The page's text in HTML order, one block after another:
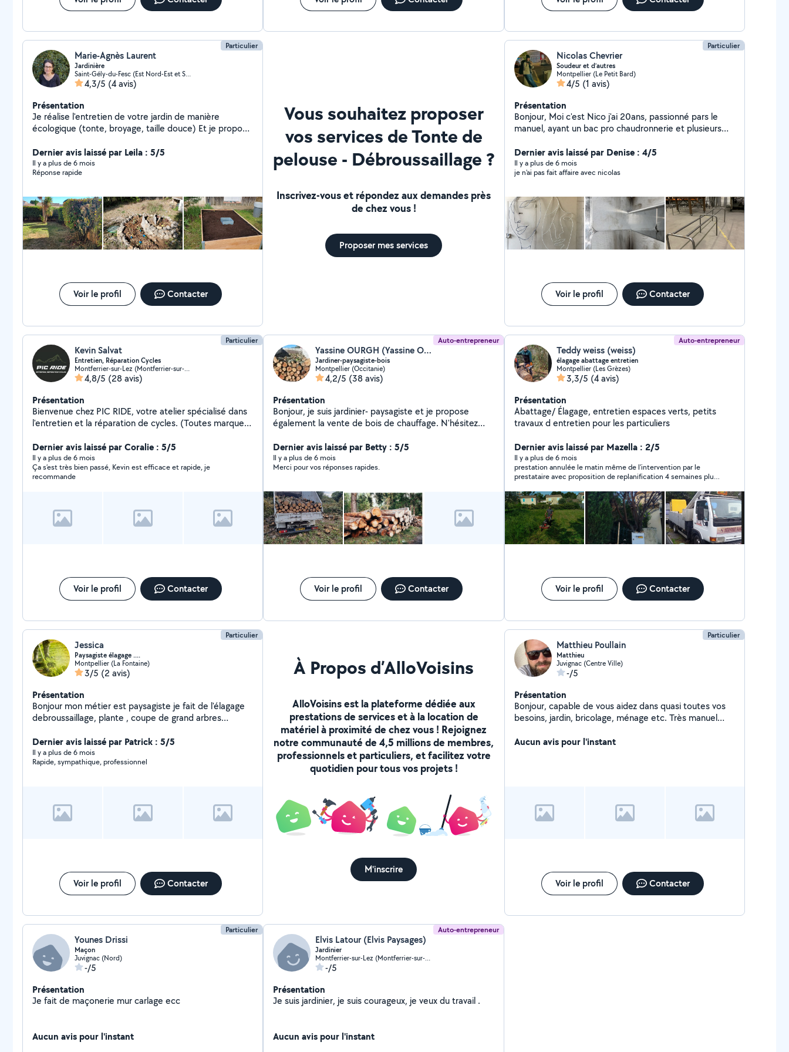
personne qui cherche quelqu’un de compétent, sérieux et
Particulier
Marie-Agnès Laurent
Jardinière
Saint-Gély-du-Fesc (Est Nord-Est et Sud-Est)
4,3/5 (4 avis)
Présentation
Je réalise l'entretien de votre jardin de manière
écologique (tonte, broyage, taille douce) Et je propose
mettre en place chez vous et profiter d un jardin
durable, nourricier et esthétique ! Le tout est
déductible de vos impôts à -50% Profitez en !
Dernier avis laissé par Leila : 5/5
Il y a plus de 6 mois
Réponse rapide
Voir le profil Contacter
Vous souhaitez proposer
vos services de Tonte de
pelouse - Débroussaillage ?
Inscrivez-vous et répondez aux demandes près
de chez vous !
Proposer mes services
Particulier
Nicolas Chevrier
Soudeur et d’autres
Montpellier (Le Petit Bard)
4/5 (1 avis)
Présentation
Bonjour, Moi c'est Nico j'ai 20ans, passionné pars le
manuel, ayant un bac pro chaudronnerie et plusieurs
polyéthylène. J'aime toucher à tout à tout essayant
d'être de plus en plus polyvalent.
Dernier avis laissé par Denise : 4/5
Il y a plus de 6 mois
je n'ai pas fait affaire avec nicolas
Voir le profil Contacter
Particulier
Kevin Salvat
Entretien, Réparation Cycles
Montferrier-sur-Lez (Montferrier-sur-Lez)
4,8/5 (28 avis)
Présentation
Bienvenue chez PIC RIDE, votre atelier spécialisé dans
l'entretien et la réparation de cycles. (Toutes marques)
dédié à tous les passionnés de vélo. Mes services : -
Entretiens et réparations à la carte et aux forfaits -
Installation d'accessoires spécifiques (selles, guidons,
porte-bagages, etc.) - Nettoyage en profondeur du
diagnostic et découvrez comment je peux vous aider à
maintenir votre vélo en parfait état. Chez PIC RIDE,
Dernier avis laissé par Coralie : 5/5
Il y a plus de 6 mois
Ça s’est très bien passé, Kevin est efficace et rapide, je
recommande
Voir le profil Contacter
Auto-entrepreneur
Yassine OURGH (Yassine OURGH)
Jardiner-paysagiste-bois
Montpellier (Occitanie)
4,2/5 (38 avis)
Présentation
Bonjour, je suis jardinier- paysagiste et je propose
également la vente de bois de chauffage. N'hésitez
demande
Dernier avis laissé par Betty : 5/5
Il y a plus de 6 mois
Merci pour vos réponses rapides.
Voir le profil Contacter
Auto-entrepreneur
Teddy weiss (weiss)
élagage abattage entretien
Montpellier (Les Grèzes)
3,3/5 (4 avis)
Présentation
Abattage/ Élagage, entretien espaces verts, petits
travaux d entretien pour les particuliers
Dernier avis laissé par Mazella : 2/5
Il y a plus de 6 mois
prestation annulée le matin même de l'intervention par le
prestataire avec proposition de replanification 4 semaines plus
Voir le profil Contacter
Particulier
Jessica
Paysagiste élagage ....
Montpellier (La Fontaine)
3/5 (2 avis)
Présentation
Bonjour mon métier est paysagiste je fait de l'élagage
debroussaillage, plante , coupe de grand arbres
Dernier avis laissé par Patrick : 5/5
Il y a plus de 6 mois
Rapide, sympathique, professionnel
Voir le profil Contacter
À Propos d’AlloVoisins
AlloVoisins est la plateforme dédiée aux
prestations de services et à la location de
matériel à proximité de chez vous ! Rejoignez
notre communauté de 4,5 millions de membres,
professionnels et particuliers, et facilitez votre
quotidien pour tous vos projets !
M'inscrire
Particulier
Matthieu Poullain
Matthieu
Juvignac (Centre Ville)
-/5
Présentation
Bonjour, capable de vous aidez dans quasi toutes vos
besoins, jardin, bricolage, ménage etc. Très manuel
Aucun avis pour l'instant
Voir le profil Contacter
Particulier
Younes Drissi
Maçon
Juvignac (Nord)
-/5
Présentation
Je fait de maçonerie mur carlage ecc
Aucun avis pour l'instant
Auto-entrepreneur
Elvis Latour (Elvis Paysages)
Jardinier
Montferrier-sur-Lez (Montferrier-sur-Lez)
-/5
Présentation
Je suis jardinier, je suis courageux, je veux du travail .
Aucun avis pour l'instant